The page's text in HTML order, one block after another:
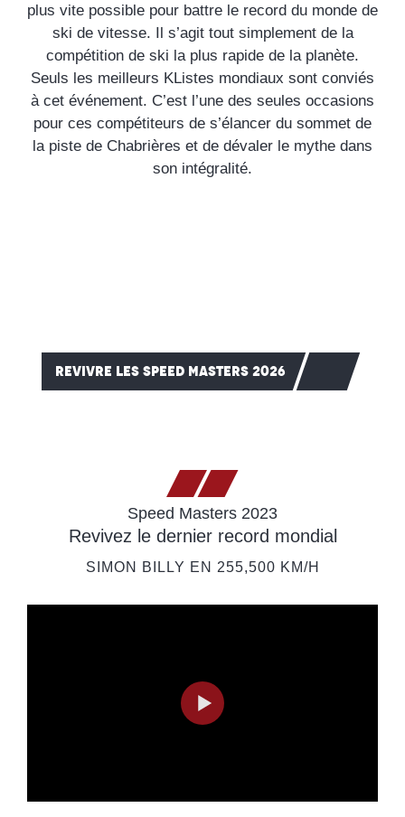
plus vite possible pour battre le record du monde de
ski de vitesse. Il s’agit tout simplement de la
compétition de ski la plus rapide de la planète.
Seuls les meilleurs KListes mondiaux sont conviés
à cet événement. C’est l’une des seules occasions
pour ces compétiteurs de s’élancer du sommet de
la piste de Chabrières et de dévaler le mythe dans
son intégralité.
REVIVRE LES SPEED MASTERS 2026
Speed Masters 2023
Revivez le dernier record mondial
SIMON BILLY EN 255,500 KM/H